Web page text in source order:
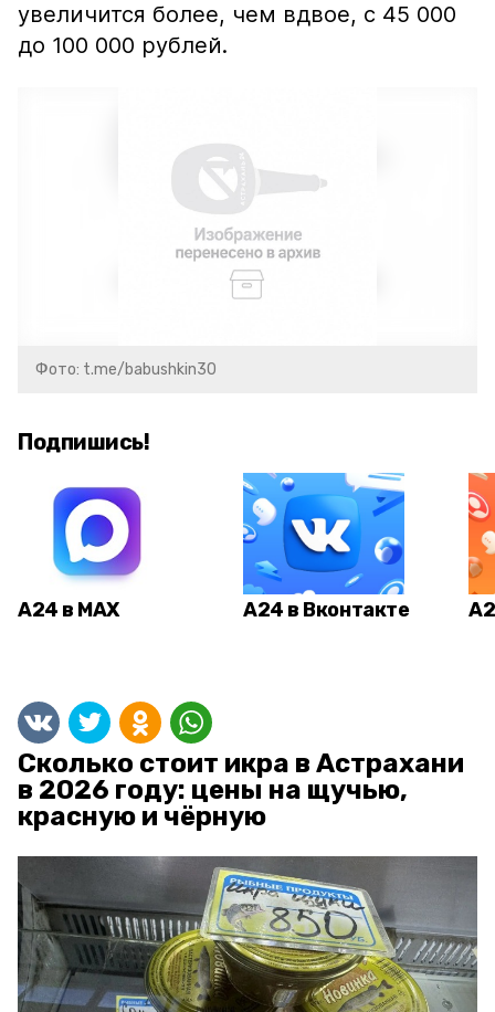
увеличится более, чем вдвое, с 45 000
до 100 000 рублей.
Фото: t.me/babushkin30
Подпишись!
А24 в MAX А24 в Вконтакте
Сколько стоит икра в Астрахани
в 2026 году: цены на щучью,
красную и чёрную